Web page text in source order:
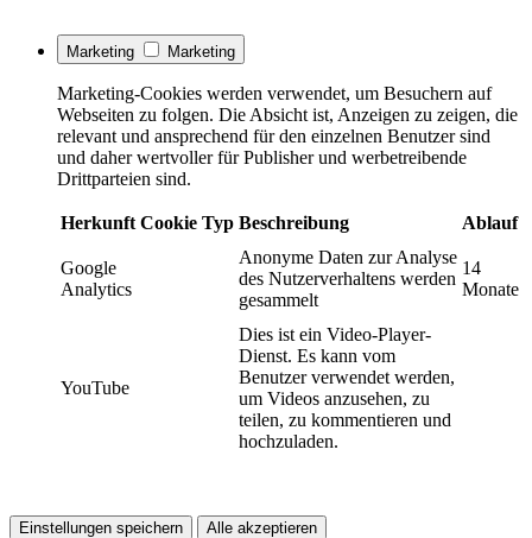
Marketing Marketing
Marketing-Cookies werden verwendet, um Besuchern auf
Webseiten zu folgen. Die Absicht ist, Anzeigen zu zeigen, die
relevant und ansprechend für den einzelnen Benutzer sind
und daher wertvoller für Publisher und werbetreibende
Drittparteien sind.
Herkunft Cookie Typ Beschreibung Ablauf
Google
Analytics
Anonyme Daten zur Analyse
des Nutzerverhaltens werden
gesammelt
14
Monate
YouTube
Dies ist ein Video-Player-
Dienst. Es kann vom
Benutzer verwendet werden,
um Videos anzusehen, zu
teilen, zu kommentieren und
hochzuladen.
Einstellungen speichern Alle akzeptieren